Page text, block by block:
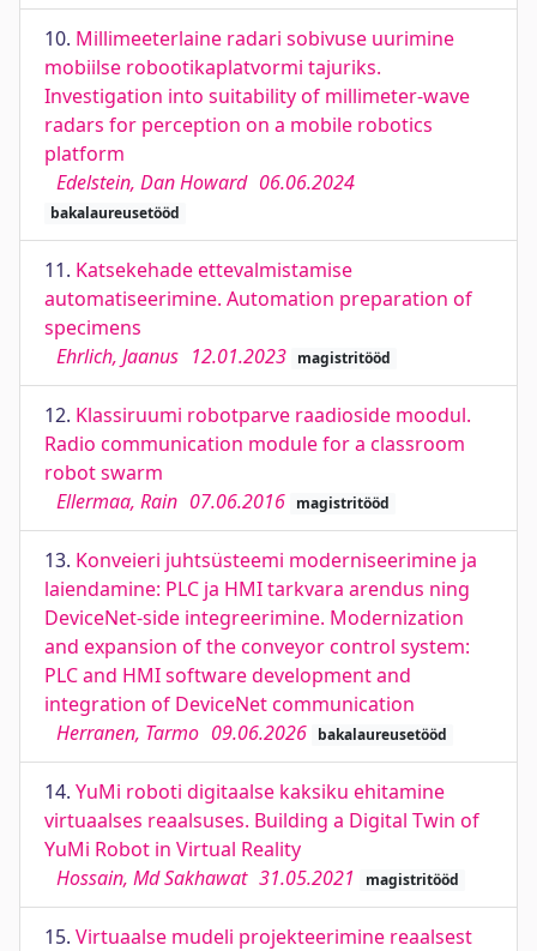
10. Millimeeterlaine radari sobivuse uurimine
mobiilse robootikaplatvormi tajuriks.
Investigation into suitability of millimeter-wave
radars for perception on a mobile robotics
platform
Edelstein, Dan Howard 06.06.2024
bakalaureusetööd
11. Katsekehade ettevalmistamise
automatiseerimine. Automation preparation of
specimens
Ehrlich, Jaanus 12.01.2023 magistritööd
12. Klassiruumi robotparve raadioside moodul.
Radio communication module for a classroom
robot swarm
Ellermaa, Rain 07.06.2016 magistritööd
13. Konveieri juhtsüsteemi moderniseerimine ja
laiendamine: PLC ja HMI tarkvara arendus ning
DeviceNet-side integreerimine. Modernization
and expansion of the conveyor control system:
PLC and HMI software development and
integration of DeviceNet communication
Herranen, Tarmo 09.06.2026 bakalaureusetööd
14. YuMi roboti digitaalse kaksiku ehitamine
virtuaalses reaalsuses. Building a Digital Twin of
YuMi Robot in Virtual Reality
Hossain, Md Sakhawat 31.05.2021 magistritööd
15. Virtuaalse mudeli projekteerimine reaalsest